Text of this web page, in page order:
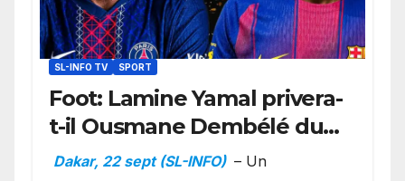
SL-INFO TV SPORT
Foot: Lamine Yamal privera-
t-il Ousmane Dembélé du
Ballon d’or ?
Dakar, 22 sept (SL-INFO) – Un